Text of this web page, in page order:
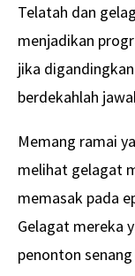
Telatah dan
menjadikan
jika
berdekahlah
Memang ramai
melihat gelagat
memasak pada
Gelagat mereka
penonton